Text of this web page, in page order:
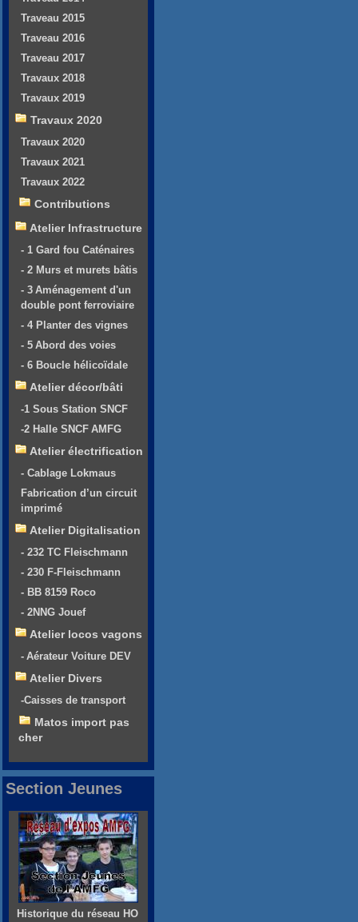
Traveau 2015
Traveau 2016
Traveau 2017
Travaux 2018
Travaux 2019
Travaux 2020
Travaux 2020
Travaux 2021
Travaux 2022
Contributions
Atelier Infrastructure
- 1 Gard fou Caténaires
- 2 Murs et murets bâtis
- 3 Aménagement d'un
double pont ferroviaire
- 4 Planter des vignes
- 5 Abord des voies
- 6 Boucle hélicoïdale
Atelier décor/bâti
-1 Sous Station SNCF
-2 Halle SNCF AMFG
Atelier électrification
- Cablage Lokmaus
Fabrication d’un circuit
imprimé
Atelier Digitalisation
- 232 TC Fleischmann
- 230 F-Fleischmann
- BB 8159 Roco
- 2NNG Jouef
Atelier locos vagons
- Aérateur Voiture DEV
Atelier Divers
-Caisses de transport
Matos import pas
cher
Section Jeunes
Historique du réseau HO